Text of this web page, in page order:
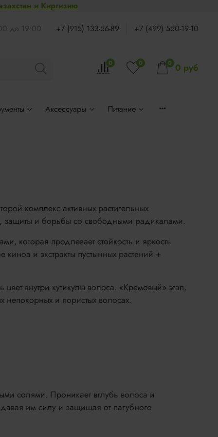
и Киргизию
до 19:00 +7 (915) 133-56-89 +7 (499) 550-19-10
0 0 0 0 руб
Аксессуары Питание
комплекс активных растительных
защиты и борьбы со свободными радикалами.
которая продлевает стойкость и яркость
и экстракты пустынных растений +
внутри кутикулы волоса. «Кремовый» этап,
непокорных и пористых волосах.
солями. Проникает вглубь волоса и
им силу и защищая от пагубного